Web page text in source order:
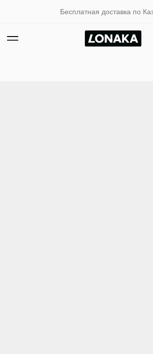
Бесплатная доставка по Казани